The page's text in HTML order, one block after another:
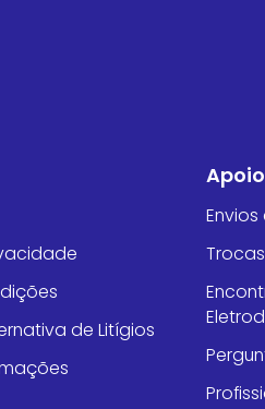
de Litígios